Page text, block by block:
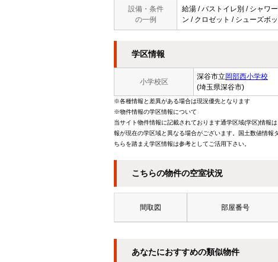
設備・条件
の一例
給湯 / バストイレ別 / シャワ
ン / クロゼット / シューズボ
学区情報
小学校区
深谷市立 岡部西小学校
(埼玉県深谷市)
※各種情報と差異がある場合は現況優先となります
※物件情報の学区情報について
当サイト物件情報に記載されております通学区域(学区)情報
報が現在の学区域と異なる場合がございます。国土数値情
ちらを踏まえ学区情報は参考としてご活用下さい。
こちらの物件の空室状況
間取図 部屋番号
あなたにおすすめの類似物件